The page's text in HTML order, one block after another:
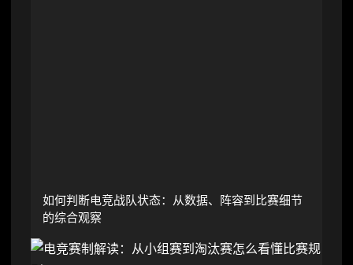
如何判断电竞战队状态：从数据、阵容到比赛细节
的综合观察